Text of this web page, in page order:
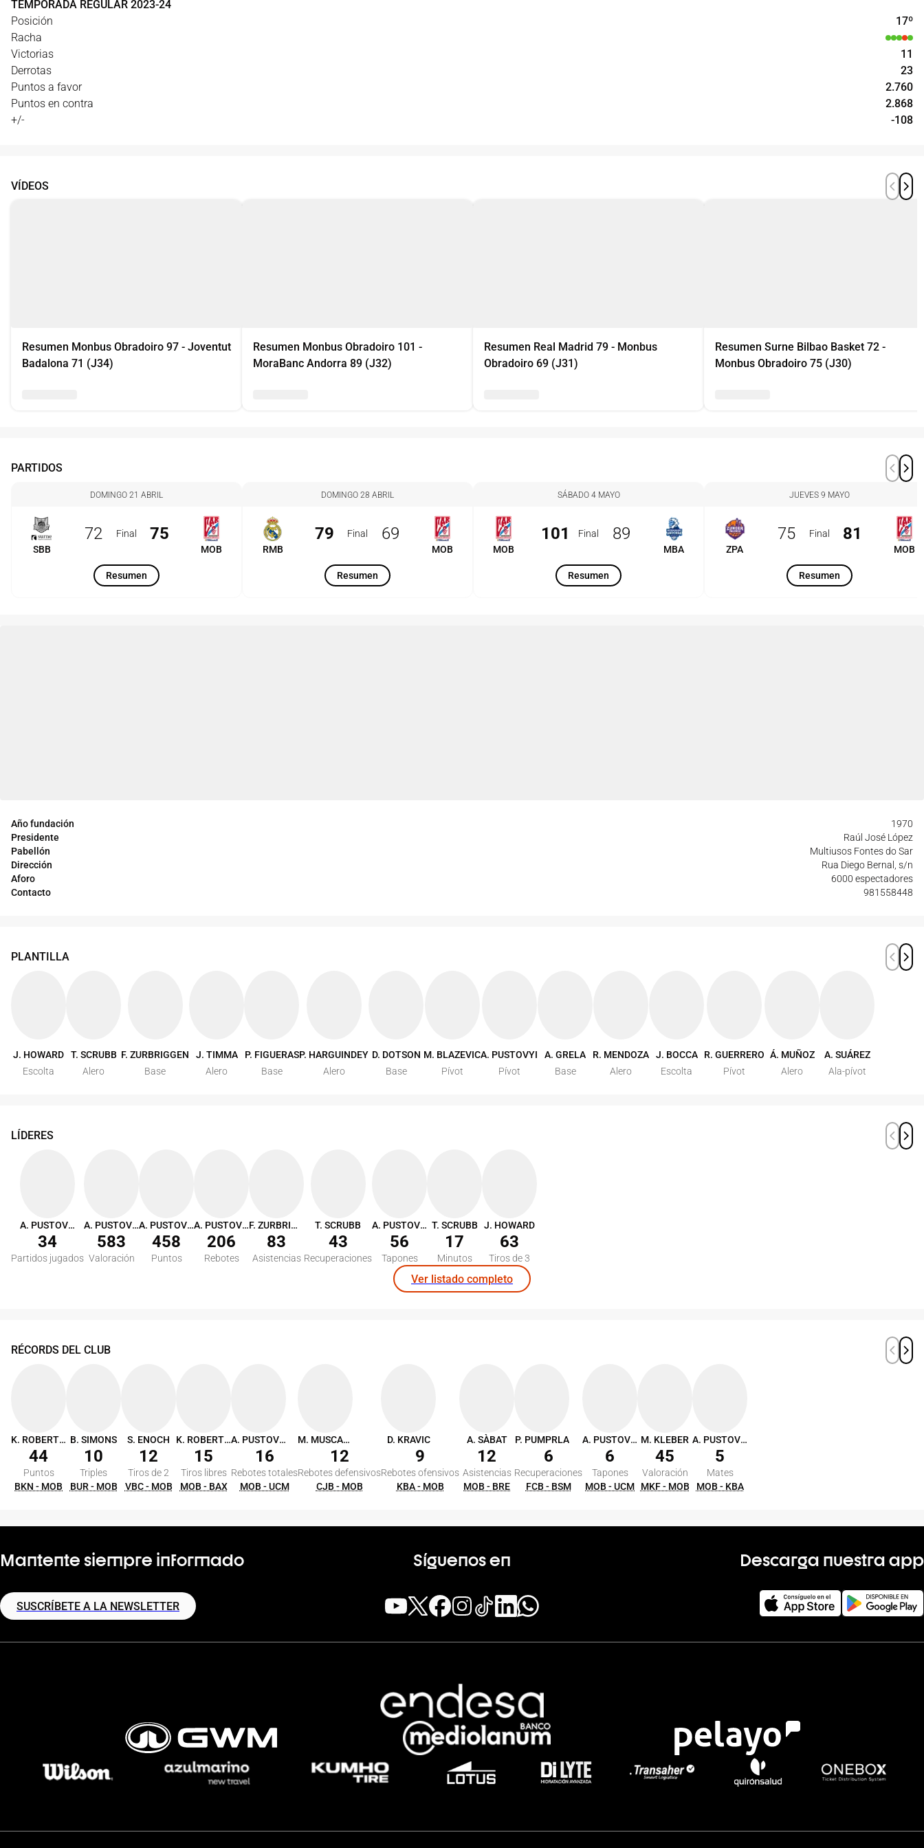
TEMPORADA REGULAR 2023-24
Posición
17º
Racha
Victorias
11
Derrotas
23
Puntos a favor
2.760
Puntos en contra
2.868
+/-
-108
Año fundación
1970
Presidente
Raúl José López
Pabellón
Multiusos Fontes do Sar
Dirección
Rua Diego Bernal, s/n
Aforo
6000 espectadores
Contacto
981558448
VÍDEOS
Resumen Monbus Obradoiro 97 - Joventut
Badalona 71 (J34)
Resumen Monbus Obradoiro 101 -
MoraBanc Andorra 89 (J32)
Resumen Real Madrid 79 - Monbus
Obradoiro 69 (J31)
Resumen Surne Bilbao Basket 72 -
Monbus Obradoiro 75 (J30)
PARTIDOS
DOMINGO 21 ABRIL
SBB
72 Final 75
MOB
Resumen
DOMINGO 28 ABRIL
RMB
79 Final 69
MOB
Resumen
SÁBADO 4 MAYO
MOB
101 Final 89
MBA
Resumen
JUEVES 9 MAYO
ZPA
75 Final 81
MOB
Resumen
PLANTILLA
J. HOWARD
Escolta
T. SCRUBB
Alero
F. ZURBRIGGEN
Base
J. TIMMA
Alero
P. FIGUERAS
Base
P. HARGUINDEY
Alero
D. DOTSON
Base
M. BLAZEVIC
Pívot
A. PUSTOVYI
Pívot
A. GRELA
Base
R. MENDOZA
Alero
J. BOCCA
Escolta
R. GUERRERO
Pívot
Á. MUÑOZ
Alero
A. SUÁREZ
Ala-pívot
LÍDERES
A. PUSTOVYI
34
Partidos jugados
A. PUSTOVYI
583
Valoración
A. PUSTOVYI
458
Puntos
A. PUSTOVYI
206
Rebotes
F. ZURBRIGGEN
83
Asistencias
T. SCRUBB
43
Recuperaciones
A. PUSTOVYI
56
Tapones
T. SCRUBB
17
Minutos
J. HOWARD
63
Tiros de 3
Ver listado completo
RÉCORDS DEL CLUB
K. ROBERTSON
44
Puntos
BKN - MOB
B. SIMONS
10
Triples
BUR - MOB
S. ENOCH
12
Tiros de 2
VBC - MOB
K. ROBERTSON
15
Tiros libres
MOB - BAX
A. PUSTOVYI
16
Rebotes totales
MOB - UCM
M. MUSCALA
12
Rebotes defensivos
CJB - MOB
D. KRAVIC
9
Rebotes ofensivos
KBA - MOB
A. SÀBAT
12
Asistencias
MOB - BRE
P. PUMPRLA
6
Recuperaciones
FCB - BSM
A. PUSTOVYI
6
Tapones
MOB - UCM
M. KLEBER
45
Valoración
MKF - MOB
A. PUSTOVYI
5
Mates
MOB - KBA
Mantente siempre informado
SUSCRÍBETE A LA NEWSLETTER
Síguenos en Descarga nuestra app